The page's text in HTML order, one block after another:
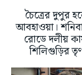
চৈত্রের দুপুর
আবহাওয়া।
রোডে দলীয়
শিলিগুড়ির